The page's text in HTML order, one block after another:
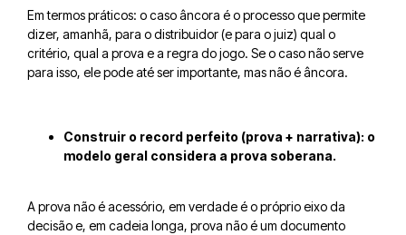
Em termos práticos: o caso âncora é o processo que permite
dizer, amanhã, para o distribuidor (e para o juiz) qual o
critério, qual a prova e a regra do jogo. Se o caso não serve
para isso, ele pode até ser importante, mas não é âncora.
Construir o record perfeito (prova + narrativa): o
modelo geral considera a prova soberana.
A prova não é acessório, em verdade é o próprio eixo da
decisão e, em cadeia longa, prova não é um documento